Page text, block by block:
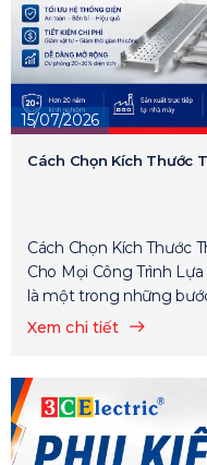
15/07/2026
Cách Chọn Kích Thước
Cách Chọn Kích Thước
Cho Mọi Công Trình
là một trong những
Xem chi tiết